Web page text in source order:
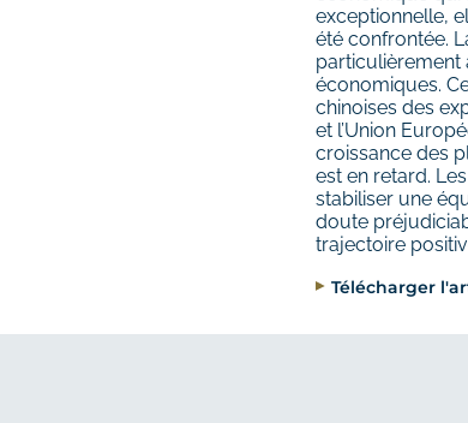
exceptionnelle,
été confrontée.
particulièrement
économiques.
chinoises des
et l’Union
croissance des
est en retard.
stabiliser une
doute
trajectoire
Télécharger